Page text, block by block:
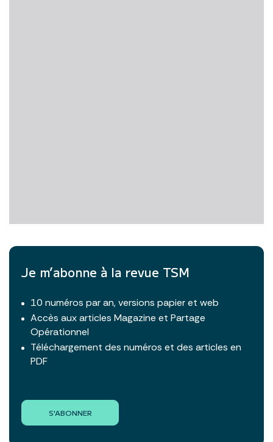
Je m’abonne à la revue TSM
10 numéros par an, versions papier et web
Accès aux articles Magazine et Partage
Opérationnel
Téléchargement des numéros et des articles en
PDF
S'ABONNER